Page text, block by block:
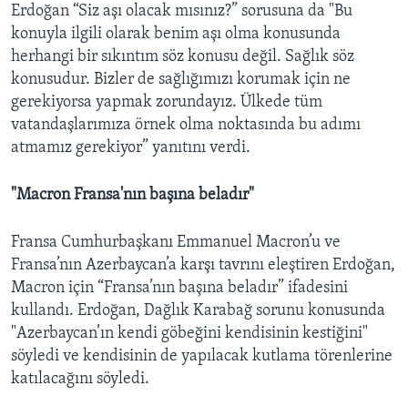
Erdoğan “Siz aşı olacak mısınız?” sorusuna da "Bu
konuyla ilgili olarak benim aşı olma konusunda
herhangi bir sıkıntım söz konusu değil. Sağlık söz
konusudur. Bizler de sağlığımızı korumak için ne
gerekiyorsa yapmak zorundayız. Ülkede tüm
vatandaşlarımıza örnek olma noktasında bu adımı
atmamız gerekiyor” yanıtını verdi.
"Macron Fransa'nın başına beladır"
Fransa Cumhurbaşkanı Emmanuel Macron’u ve
Fransa’nın Azerbaycan’a karşı tavrını eleştiren Erdoğan,
Macron için “Fransa’nın başına beladır” ifadesini
kullandı. Erdoğan, Dağlık Karabağ sorunu konusunda
"Azerbaycan’ın kendi göbeğini kendisinin kestiğini"
söyledi ve kendisinin de yapılacak kutlama törenlerine
katılacağını söyledi.